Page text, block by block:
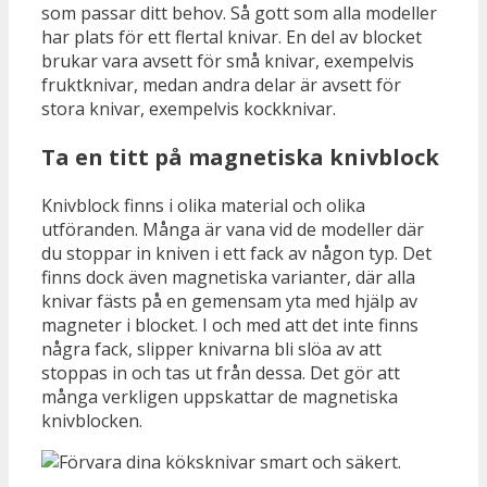
som passar ditt behov. Så gott som alla modeller
har plats för ett flertal knivar. En del av blocket
brukar vara avsett för små knivar, exempelvis
fruktknivar, medan andra delar är avsett för
stora knivar, exempelvis kockknivar.
Ta en titt på magnetiska knivblock
Knivblock finns i olika material och olika
utföranden. Många är vana vid de modeller där
du stoppar in kniven i ett fack av någon typ. Det
finns dock även magnetiska varianter, där alla
knivar fästs på en gemensam yta med hjälp av
magneter i blocket. I och med att det inte finns
några fack, slipper knivarna bli slöa av att
stoppas in och tas ut från dessa. Det gör att
många verkligen uppskattar de magnetiska
knivblocken.